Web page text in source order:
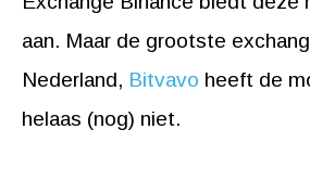
aan. Maar de grootste
Nederland, Bitvavo heeft de
helaas (nog) niet.